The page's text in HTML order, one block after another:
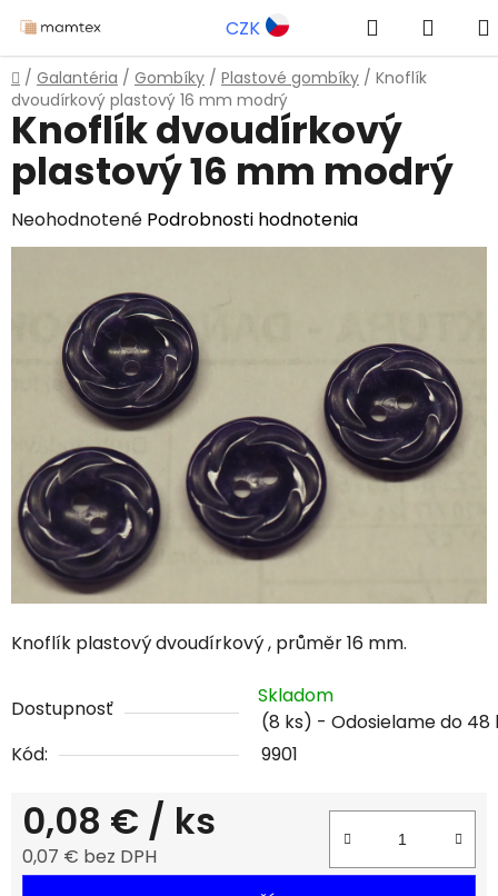
na
obsah
CZK Hľadať
KOŠÍK
Domov
/ Galantéria / Gombíky / Plastové gombíky / Knoflík
dvoudírkový plastový 16 mm modrý
Knoflík plastový dvoudírkový , průměr 16 mm.
Dostupnosť
Skladom
(8 ks)
Kód:
9901
0,08 € / ks
0,07 € bez DPH
Knoflík dvoudírkový
plastový 16 mm modrý
Priemerné
hodnotenie
hviezdičiek.
Neohodnotené Podrobnosti hodnotenia